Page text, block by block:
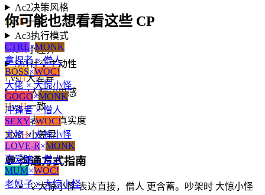
Ac2决策风格
LvsL一致
Ac3执行模式
LvsM小差异
So1社交主动性
LvsH大差异
So2人际边界感
HvsH一致
So3表达与真实度
MvsH小差异
💬沟通方式指南
💡大惊小怪 表达直接，僧人 更含蓄。吵架时 大惊小怪
你可能也想看看这些 CP
CTRL×MONK
拿捏者 × 僧人
BOSS×WOC!
大佬 × 大惊小怪
GOGO×MONK
冲锋者 × 僧人
SEXY×WOC!
尤物 × 大惊小怪
LOVE-R×MONK
恋爱脑 × 僧人
MUM×WOC!
老妈子 × 大惊小怪